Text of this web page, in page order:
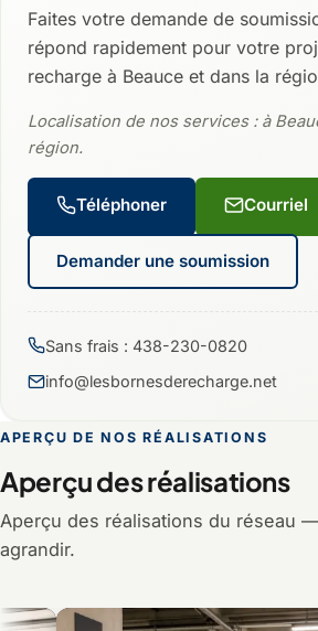
Faites votre demande de
répond rapidement pour votre
recharge à Beauce et dans la
Localisation de nos services : à
région.
Téléphoner Courriel
Demander une soumission
Sans frais : 438-230-0820
info@lesbornesderecharge.net
APERÇU DE NOS RÉALISATIONS
Aperçu des réalisations
Aperçu des réalisations du réseau
agrandir.